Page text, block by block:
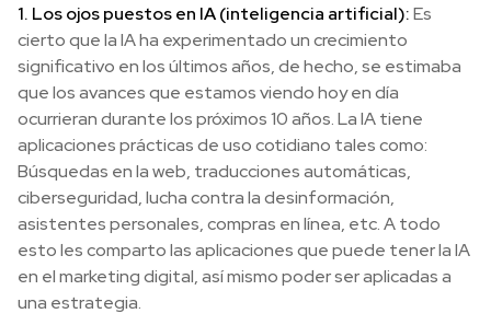
1. Los ojos puestos en IA (inteligencia artificial):Es
cierto que la IA ha experimentado un crecimiento
significativo en los últimos años, de hecho, se estimaba
que los avances que estamos viendo hoy en día
ocurrieran durante los próximos 10 años. La IA tiene
aplicaciones prácticas de uso cotidiano tales como:
Búsquedas en la web, traducciones automáticas,
ciberseguridad, lucha contra la desinformación,
asistentes personales, compras en línea, etc. A todo
esto les comparto las aplicaciones que puede tener la IA
en el marketing digital, así mismo poder ser aplicadas a
una estrategia.